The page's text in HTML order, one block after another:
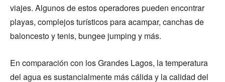
viajes. Algunos de estos operadores pueden encontrar
playas, complejos turísticos para acampar, canchas de
baloncesto y tenis, bungee jumping y más.
En comparación con los Grandes Lagos, la temperatura
del agua es sustancialmente más cálida y la calidad del